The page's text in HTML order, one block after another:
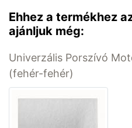
Ehhez a termékhez
ajánljuk még:
Univerzális Porszívó
(fehér-fehér)